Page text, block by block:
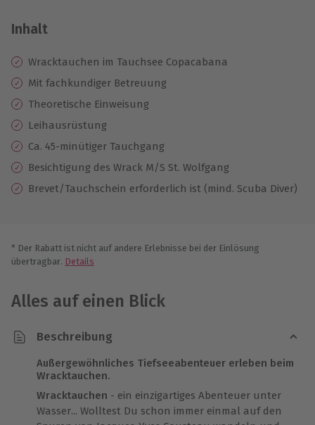
Inhalt
Wracktauchen im Tauchsee Copacabana
Mit fachkundiger Betreuung
Theoretische Einweisung
Leihausrüstung
Ca. 45-minütiger Tauchgang
Besichtigung des Wrack M/S St. Wolfgang
Brevet/Tauchschein erforderlich ist (mind. Scuba Diver)
* Der Rabatt ist nicht auf andere Erlebnisse bei der Einlösung
übertragbar. Details
Alles auf einen Blick
Beschreibung
Außergewöhnliches Tiefseeabenteuer erleben beim
Wracktauchen.
Wracktauchen - ein einzigartiges Abenteuer unter
Wasser... Wolltest Du schon immer einmal auf den